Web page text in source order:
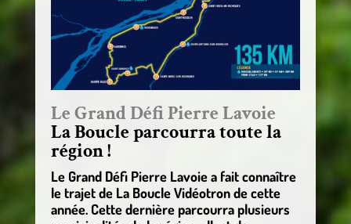
Le Grand Défi Pierre Lavoie
La Boucle parcourra toute la
région !
Le Grand Défi Pierre Lavoie a fait connaître
le trajet de La Boucle Vidéotron de cette
année. Cette dernière parcourra plusieurs